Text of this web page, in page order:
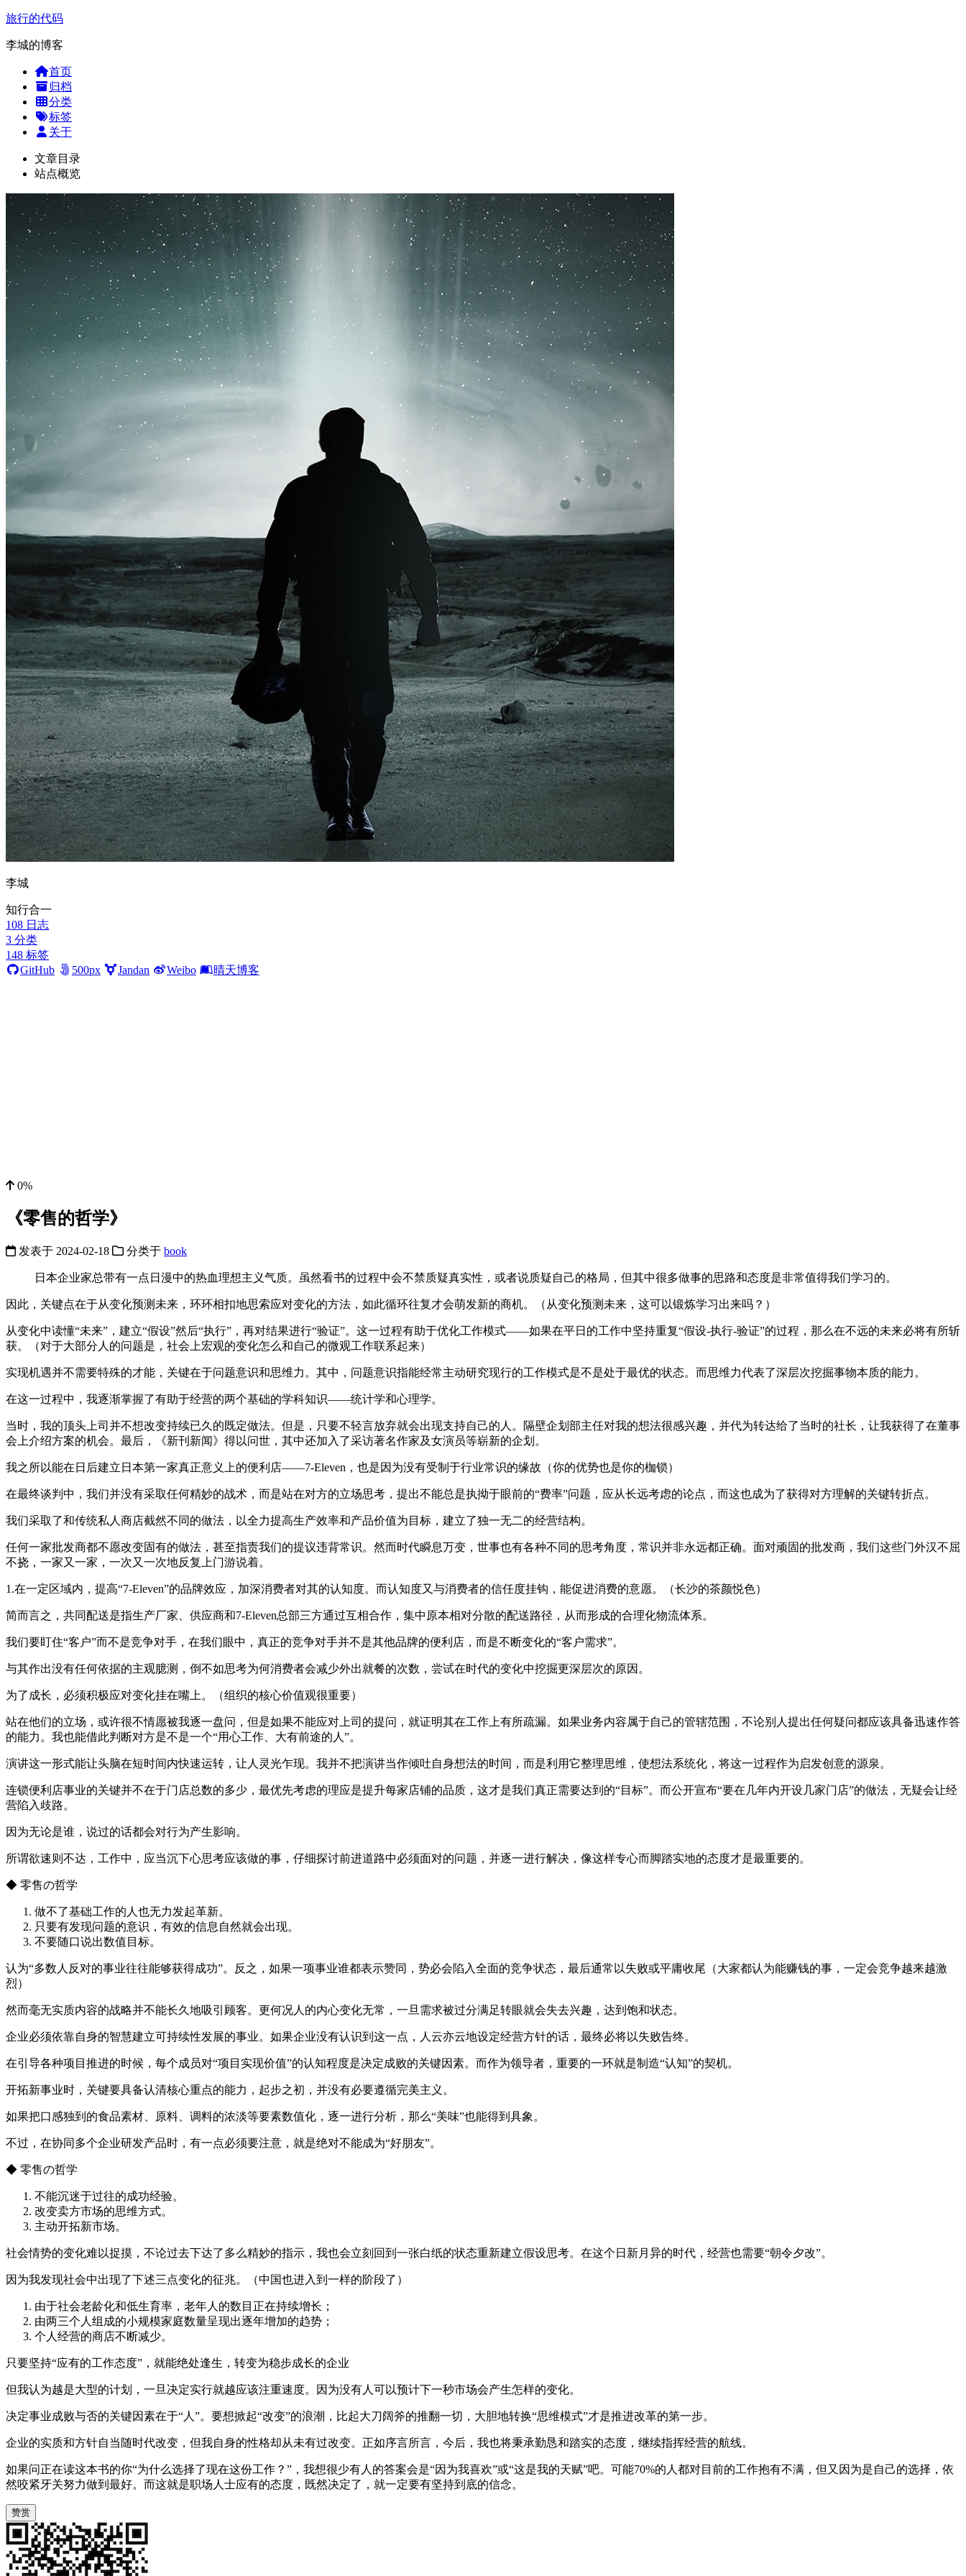
旅行的代码
李城的博客
首页
归档
分类
标签
关于
文章目录
站点概览
李城
知行合一
108 日志
3 分类
148 标签
GitHub
500px Jandan Weibo 晴天博客
0%
《零售的哲学》
发表于 2024-02-18 分类于 book
日本企业家总带有一点日漫中的热血理想主义气质。虽然看书的过程中会不禁质疑真实性，或者说质疑自己的格局，但其中很多做事的思路和态度是非常值得我们学习的。
因此，关键点在于从变化预测未来，环环相扣地思索应对变化的方法，如此循环往复才会萌发新的商机。（从变化预测未来，这可以锻炼学习出来吗？）
从变化中读懂“未来”，建立“假设”然后“执行”，再对结果进行“验证”。这一过程有助于优化工作模式——如果在平日的工作中坚持重复“假设-执行-验证”的过程，那么在不远的未来必将有所斩
获。（对于大部分人的问题是，社会上宏观的变化怎么和自己的微观工作联系起来）
实现机遇并不需要特殊的才能，关键在于问题意识和思维力。其中，问题意识指能经常主动研究现行的工作模式是不是处于最优的状态。而思维力代表了深层次挖掘事物本质的能力。
在这一过程中，我逐渐掌握了有助于经营的两个基础的学科知识——统计学和心理学。
当时，我的顶头上司并不想改变持续已久的既定做法。但是，只要不轻言放弃就会出现支持自己的人。隔壁企划部主任对我的想法很感兴趣，并代为转达给了当时的社长，让我获得了在董事
会上介绍方案的机会。最后，《新刊新闻》得以问世，其中还加入了采访著名作家及女演员等崭新的企划。
我之所以能在日后建立日本第一家真正意义上的便利店——7-Eleven，也是因为没有受制于行业常识的缘故（你的优势也是你的枷锁）
在最终谈判中，我们并没有采取任何精妙的战术，而是站在对方的立场思考，提出不能总是执拗于眼前的“费率”问题，应从长远考虑的论点，而这也成为了获得对方理解的关键转折点。
我们采取了和传统私人商店截然不同的做法，以全力提高生产效率和产品价值为目标，建立了独一无二的经营结构。
任何一家批发商都不愿改变固有的做法，甚至指责我们的提议违背常识。然而时代瞬息万变，世事也有各种不同的思考角度，常识并非永远都正确。面对顽固的批发商，我们这些门外汉不屈
不挠，一家又一家，一次又一次地反复上门游说着。
1.在一定区域内，提高“7-Eleven”的品牌效应，加深消费者对其的认知度。而认知度又与消费者的信任度挂钩，能促进消费的意愿。（长沙的茶颜悦色）
简而言之，共同配送是指生产厂家、供应商和7-Eleven总部三方通过互相合作，集中原本相对分散的配送路径，从而形成的合理化物流体系。
我们要盯住“客户”而不是竞争对手，在我们眼中，真正的竞争对手并不是其他品牌的便利店，而是不断变化的“客户需求”。
与其作出没有任何依据的主观臆测，倒不如思考为何消费者会减少外出就餐的次数，尝试在时代的变化中挖掘更深层次的原因。
为了成长，必须积极应对变化挂在嘴上。（组织的核心价值观很重要）
站在他们的立场，或许很不情愿被我逐一盘问，但是如果不能应对上司的提问，就证明其在工作上有所疏漏。如果业务内容属于自己的管辖范围，不论别人提出任何疑问都应该具备迅速作答
的能力。我也能借此判断对方是不是一个“用心工作、大有前途的人”。
演讲这一形式能让头脑在短时间内快速运转，让人灵光乍现。我并不把演讲当作倾吐自身想法的时间，而是利用它整理思维，使想法系统化，将这一过程作为启发创意的源泉。
连锁便利店事业的关键并不在于门店总数的多少，最优先考虑的理应是提升每家店铺的品质，这才是我们真正需要达到的“目标”。而公开宣布“要在几年内开设几家门店”的做法，无疑会让经
营陷入歧路。
因为无论是谁，说过的话都会对行为产生影响。
所谓欲速则不达，工作中，应当沉下心思考应该做的事，仔细探讨前进道路中必须面对的问题，并逐一进行解决，像这样专心而脚踏实地的态度才是最重要的。
◆ 零售の哲学
做不了基础工作的人也无力发起革新。
只要有发现问题的意识，有效的信息自然就会出现。
不要随口说出数值目标。
认为“多数人反对的事业往往能够获得成功”。反之，如果一项事业谁都表示赞同，势必会陷入全面的竞争状态，最后通常以失败或平庸收尾（大家都认为能赚钱的事，一定会竞争越来越激
烈）
然而毫无实质内容的战略并不能长久地吸引顾客。更何况人的内心变化无常，一旦需求被过分满足转眼就会失去兴趣，达到饱和状态。
企业必须依靠自身的智慧建立可持续性发展的事业。如果企业没有认识到这一点，人云亦云地设定经营方针的话，最终必将以失败告终。
在引导各种项目推进的时候，每个成员对“项目实现价值”的认知程度是决定成败的关键因素。而作为领导者，重要的一环就是制造“认知”的契机。
开拓新事业时，关键要具备认清核心重点的能力，起步之初，并没有必要遵循完美主义。
如果把口感独到的食品素材、原料、调料的浓淡等要素数值化，逐一进行分析，那么“美味”也能得到具象。
不过，在协同多个企业研发产品时，有一点必须要注意，就是绝对不能成为“好朋友”。
◆ 零售の哲学
不能沉迷于过往的成功经验。
改变卖方市场的思维方式。
主动开拓新市场。
社会情势的变化难以捉摸，不论过去下达了多么精妙的指示，我也会立刻回到一张白纸的状态重新建立假设思考。在这个日新月异的时代，经营也需要“朝令夕改”。
因为我发现社会中出现了下述三点变化的征兆。（中国也进入到一样的阶段了）
由于社会老龄化和低生育率，老年人的数目正在持续增长；
由两三个人组成的小规模家庭数量呈现出逐年增加的趋势；
个人经营的商店不断减少。
只要坚持“应有的工作态度”，就能绝处逢生，转变为稳步成长的企业
但我认为越是大型的计划，一旦决定实行就越应该注重速度。因为没有人可以预计下一秒市场会产生怎样的变化。
决定事业成败与否的关键因素在于“人”。要想掀起“改变”的浪潮，比起大刀阔斧的推翻一切，大胆地转换“思维模式”才是推进改革的第一步。
企业的实质和方针自当随时代改变，但我自身的性格却从未有过改变。正如序言所言，今后，我也将秉承勤恳和踏实的态度，继续指挥经营的航线。
如果问正在读这本书的你“为什么选择了现在这份工作？”，我想很少有人的答案会是“因为我喜欢”或“这是我的天赋”吧。可能70%的人都对目前的工作抱有不满，但又因为是自己的选择，依
然咬紧牙关努力做到最好。而这就是职场人士应有的态度，既然决定了，就一定要有坚持到底的信念。
赞赏